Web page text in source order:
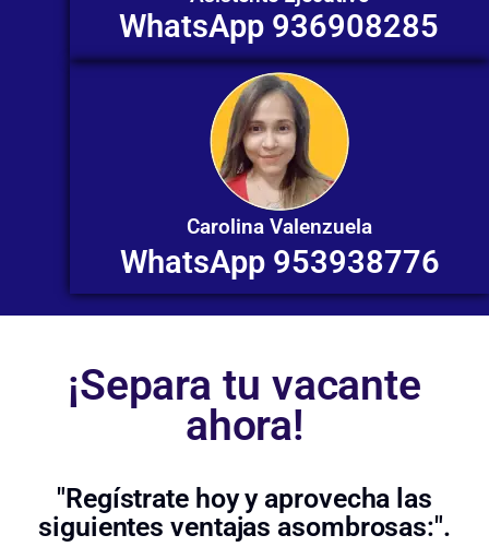
WhatsApp 936908285
Carolina Valenzuela
WhatsApp 953938776
¡Separa tu vacante
ahora!
"Regístrate hoy y aprovecha las
siguientes ventajas asombrosas:".